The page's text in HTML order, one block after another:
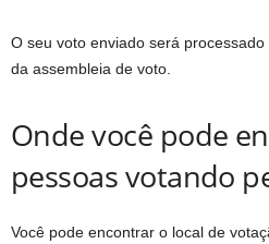
O seu voto enviado será
da assembleia de voto.
Onde você pode
pessoas votando
Você pode encontrar o local de